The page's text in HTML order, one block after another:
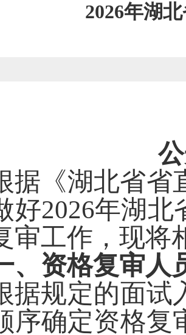
2026年湖
据《湖北省省
好2026年湖北
审工作，现将
、资格复审人
据规定的面试
序确定资格复